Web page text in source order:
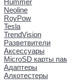
Neoline
RoyPow
Tesla
TrendVision
Разветвители
Аксессуары
MicroSD карты
Адаптеры
Алкотестеры